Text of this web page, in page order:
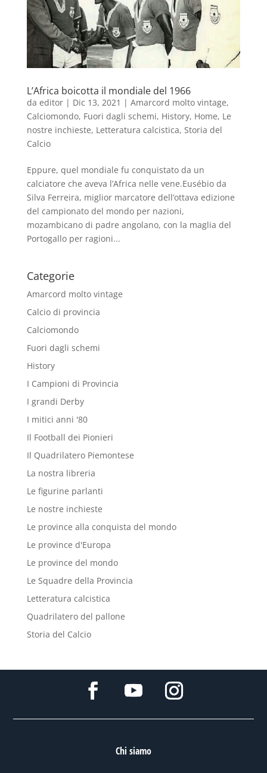
L’Africa boicotta il mondiale del 1966
da editor| Dic 13, 2021 | Amarcord molto vintage,
Calciomondo, Fuori dagli schemi, History, Home, Le
nostre inchieste, Letteratura calcistica, Storia del
Calcio
Eppure, quel mondiale fu conquistato da un
calciatore che aveva l’Africa nelle vene.Eusébio da
Silva Ferreira, miglior marcatore dell’ottava edizione
del campionato del mondo per nazioni,
mozambicano di padre angolano, con la maglia del
Portogallo per ragioni...
Categorie
Amarcord molto vintage
Calcio di provincia
Calciomondo
Fuori dagli schemi
History
I Campioni di Provincia
I grandi Derby
I mitici anni '80
Il Football dei Pionieri
Il Quadrilatero Piemontese
La nostra libreria
Le figurine parlanti
Le nostre inchieste
Le province alla conquista del mondo
Le province d'Europa
Le province del mondo
Le Squadre della Provincia
Letteratura calcistica
Quadrilatero del pallone
Storia del Calcio
Chi siamo